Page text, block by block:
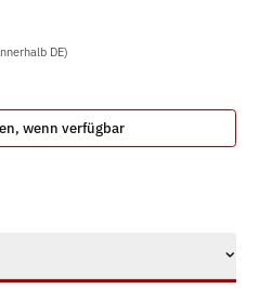
DE)
wenn verfügbar